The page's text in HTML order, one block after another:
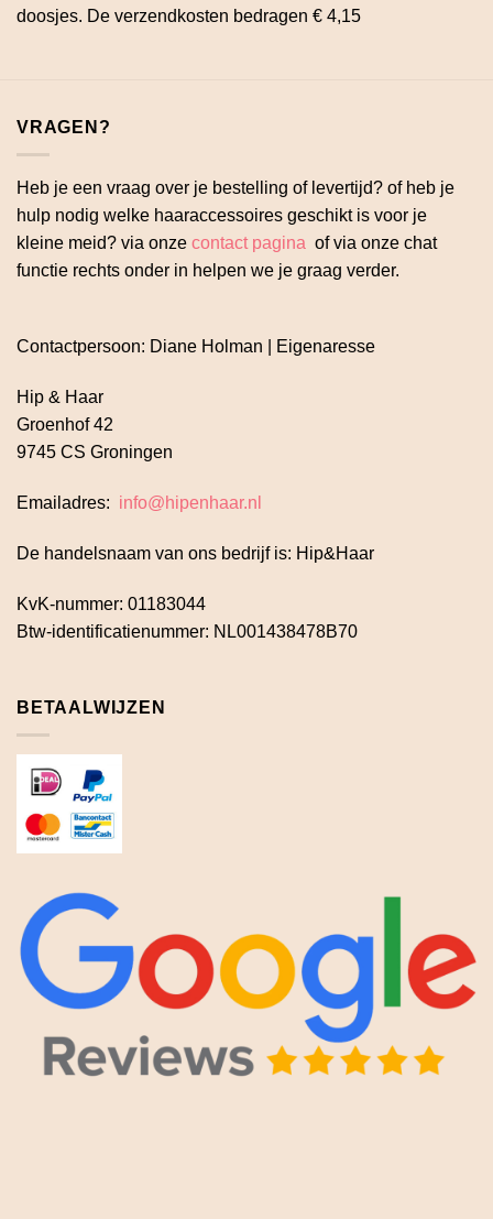
doosjes. De verzendkosten bedragen € 4,15
VRAGEN?
Heb je een vraag over je bestelling of levertijd? of heb je
hulp nodig welke haaraccessoires geschikt is voor je
kleine meid? via onze contact pagina of via onze chat
functie rechts onder in helpen we je graag verder.
Contactpersoon: Diane Holman | Eigenaresse
Hip & Haar
Groenhof 42
9745 CS Groningen
Emailadres: info@hipenhaar.nl
De handelsnaam van ons bedrijf is: Hip&Haar
KvK-nummer: 01183044
Btw-identificatienummer: NL001438478B70
BETAALWIJZEN